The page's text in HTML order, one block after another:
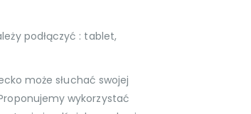
podłączyć : tablet,
może słuchać swojej
wykorzystać